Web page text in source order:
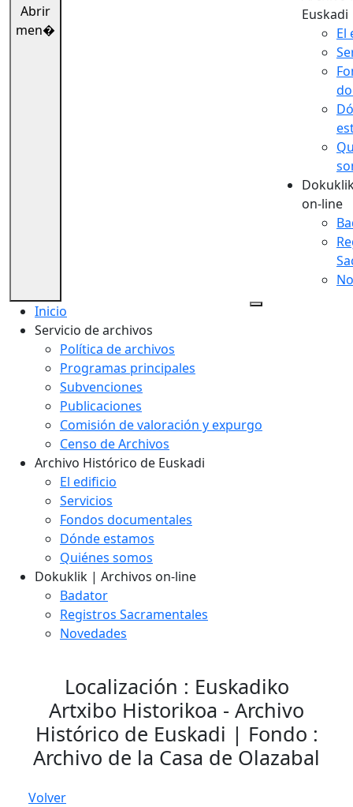
Abrir
men�
Euskadi
El
on-line
Inicio
Servicio de archivos
Política de archivos
Programas principales
Subvenciones
Publicaciones
Comisión de valoración y expurgo
Censo de Archivos
Archivo Histórico de Euskadi
El edificio
Servicios
Fondos documentales
Dónde estamos
Quiénes somos
Dokuklik | Archivos on-line
Badator
Registros Sacramentales
Novedades
Localización : Euskadiko
Artxibo Historikoa - Archivo
Histórico de Euskadi | Fondo :
Archivo de la Casa de Olazabal
Volver